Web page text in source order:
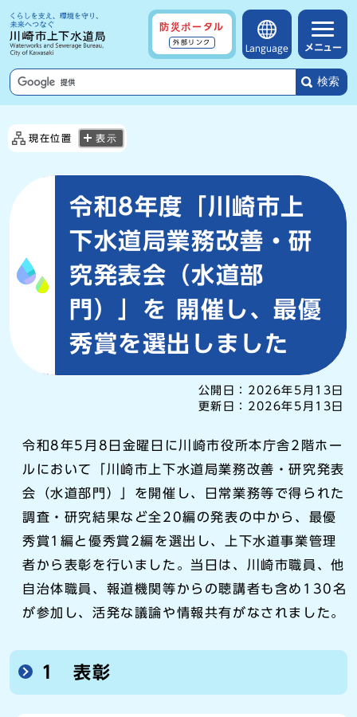
防災ポータル
外部リンク
Language メニュー
検索
現在位置 表示
令和8年度「川崎市上
下水道局業務改善・研
究発表会（水道部
門）」を 開催し、最優
秀賞を選出しました
公開日： 2026年5月13日
更新日： 2026年5月13日
令和8年5月8日金曜日に川崎市役所本庁舎2階ホー
ルにおいて「川崎市上下水道局業務改善・研究発表
会（水道部門）」を開催し、日常業務等で得られた
調査・研究結果など全20編の発表の中から、最優
秀賞1編と優秀賞2編を選出し、上下水道事業管理
者から表彰を行いました。当日は、川崎市職員、他
自治体職員、報道機関等からの聴講者も含め130名
が参加し、活発な議論や情報共有がなされました。
1 表彰